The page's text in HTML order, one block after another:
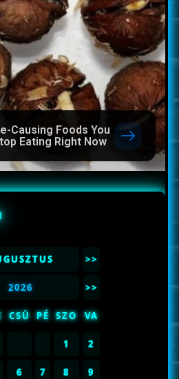
Causing Foods You
Eating Right Now
>>
2026 >>
CSÜ PÉ SZO VA
1 2
6 7 8 9